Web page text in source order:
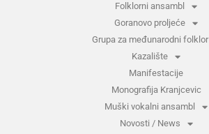
Folklorni ansambl
Goranovo proljeće
Grupa za međunarodni folklor
Kazalište
Manifestacije
Monografija Kranjcevic
Muški vokalni ansambl
Novosti / News